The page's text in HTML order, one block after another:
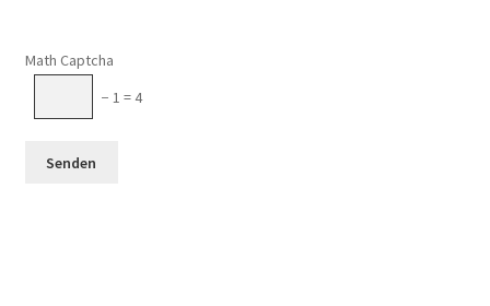
Math Captcha
− 1 = 4